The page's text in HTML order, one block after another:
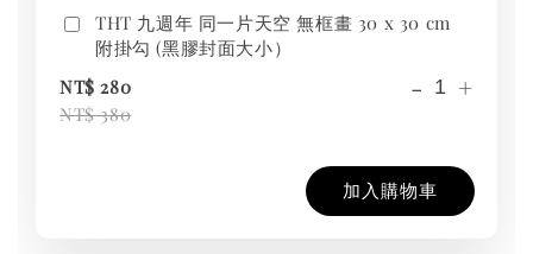
THT 九週年 同一片天空 無框畫 30 x 30 cm
附掛勾 (黑膠封面大小）
NT$ 280
NT$ 380
- +
加入購物車